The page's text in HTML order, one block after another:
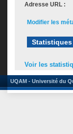
Adresse URL :
Modifier les
Statistiques
Voir les
UQAM - Université du